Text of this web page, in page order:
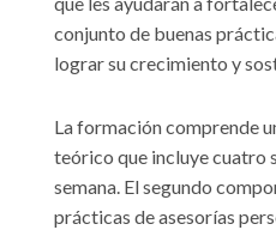
conjunto de buenas
lograr su crecimiento y
La formación comprende
teórico que incluye cuatro
semana. El segundo
prácticas de asesorías